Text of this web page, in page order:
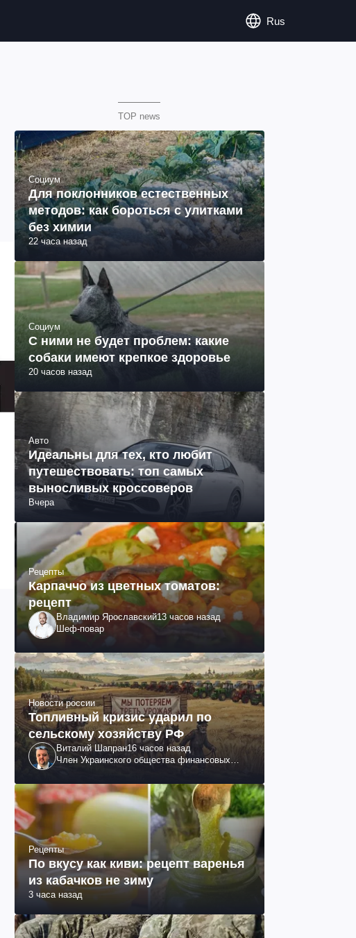
Rus
TOP news
Социум
Для поклонников естественных
методов: как бороться с улитками
без химии
22 часа назад
Социум
С ними не будет проблем: какие
собаки имеют крепкое здоровье
20 часов назад
Авто
Идеальны для тех, кто любит
путешествовать: топ самых
выносливых кроссоверов
Вчера
Рецепты
Карпаччо из цветных томатов:
рецепт
Владимир Ярославский13 часов назад
Шеф-повар
Новости россии
Топливный кризис ударил по
сельскому хозяйству РФ
Виталий Шапран16 часов назад
Член Украинского общества финансовых
Рецепты
По вкусу как киви: рецепт варенья
из кабачков не зиму
3 часа назад